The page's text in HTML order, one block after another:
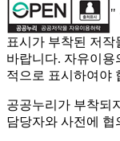
"
표시가 부착된 저작
바랍니다. 자유이용
적으로 표시하여야
공공누리가 부착되
담당자와 사전에 협